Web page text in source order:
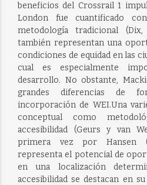
beneficios del Crossrail 1
London fue cuantificado
metodología tradicional
también representan una
condiciones de equidad en las
cual es especialmente
desarrollo. No obstante,
grandes diferencias de
incorporación de WEI.Una
conceptual como
accesibilidad (Geurs y van
primera vez por Hansen
representa el potencial de
en una localización
accesibilidad se destacan en